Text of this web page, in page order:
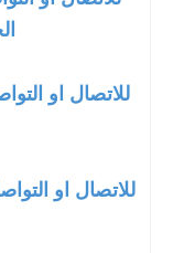
للاتصال او
للاتصال او